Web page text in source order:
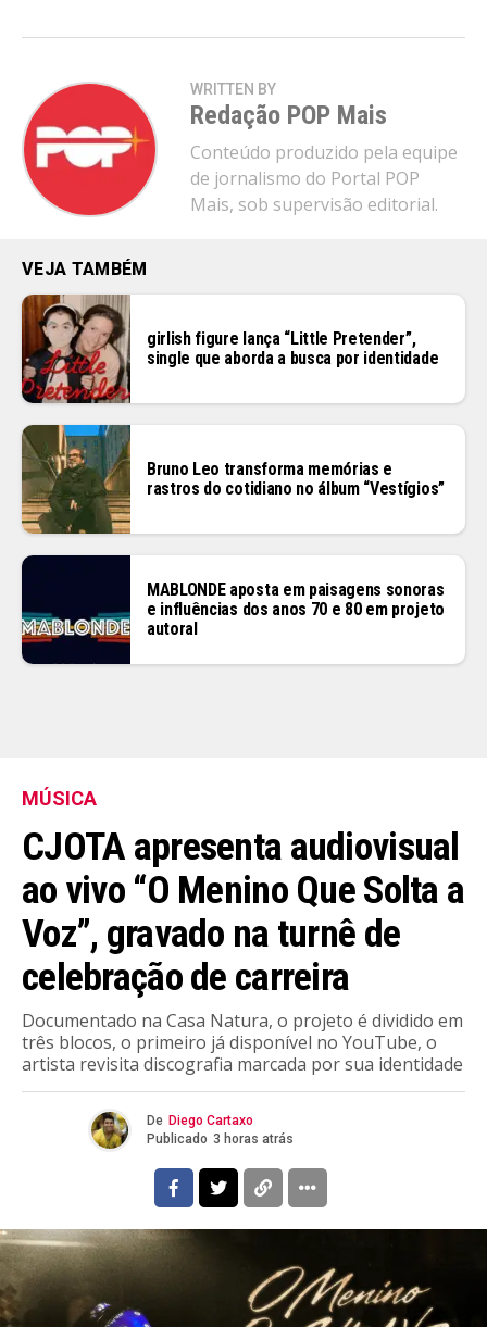
WRITTEN BY
Redação POP Mais
Conteúdo produzido pela equipe
de jornalismo do Portal POP
Mais, sob supervisão editorial.
VEJA TAMBÉM
girlish figure lança “Little Pretender”,
single que aborda a busca por identidade
Bruno Leo transforma memórias e
rastros do cotidiano no álbum “Vestígios”
MABLONDE aposta em paisagens sonoras
e influências dos anos 70 e 80 em projeto
autoral
MÚSICA
CJOTA apresenta audiovisual
ao vivo “O Menino Que Solta a
Voz”, gravado na turnê de
celebração de carreira
Documentado na Casa Natura, o projeto é dividido em
três blocos, o primeiro já disponível no YouTube, o
artista revisita discografia marcada por sua identidade
De Diego Cartaxo
Publicado 3 horas atrás